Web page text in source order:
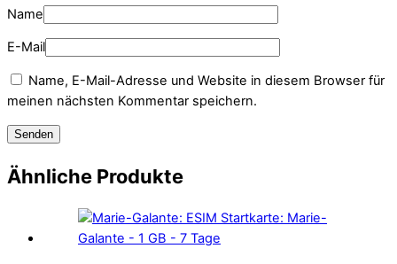
Name
E-Mail
Name, E-Mail-Adresse und Website in diesem Browser für
meinen nächsten Kommentar speichern.
Ähnliche Produkte